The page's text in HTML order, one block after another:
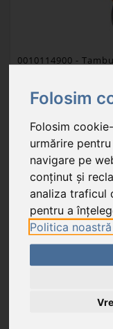
Folosim
Folosim
urmărire
navigare pe
conținut și
analiza traficul
pentru a
Politica
0010114900 -
În stoc
tambur pentru cablu
Unitate de ambalare: 1
Carton de export: 1 buc.